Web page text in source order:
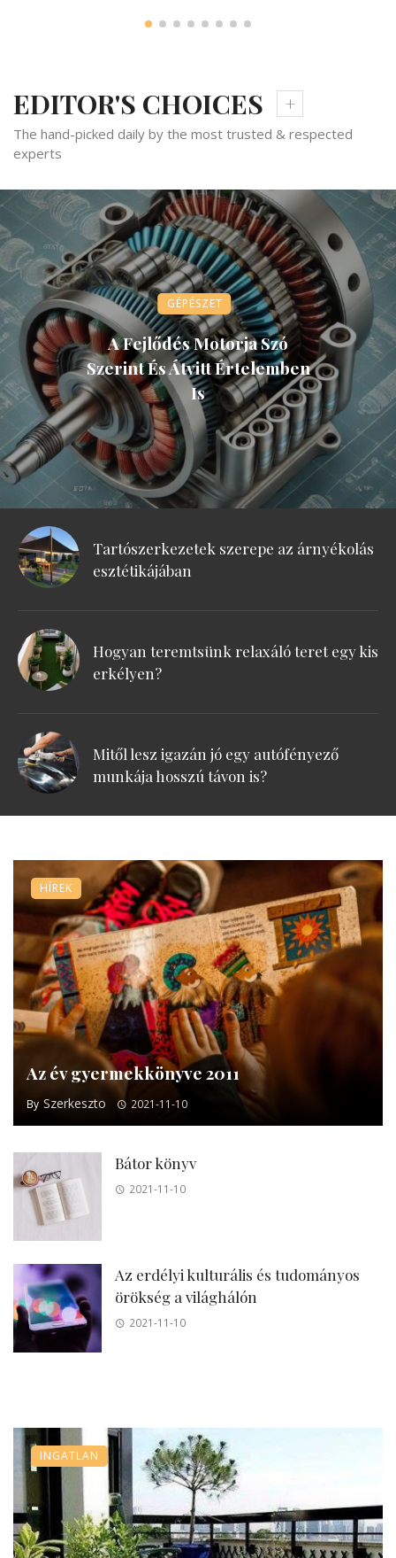
EDITOR'S CHOICES
The hand-picked daily by the most trusted & respected
experts
GÉPÉSZET
A Fejlődés Motorja Szó
Szerint És Átvitt Értelemben
Is
Tartószerkezetek szerepe az árnyékolás
esztétikájában
Hogyan teremtsünk relaxáló teret egy kis
erkélyen?
Mitől lesz igazán jó egy autófényező
munkája hosszú távon is?
Az év gyermekkönyve 2011
By Szerkeszto 2021-11-10
HÍREK
Bátor könyv
2021-11-10
Az erdélyi kulturális és tudományos
örökség a világhálón
2021-11-10
INGATLAN